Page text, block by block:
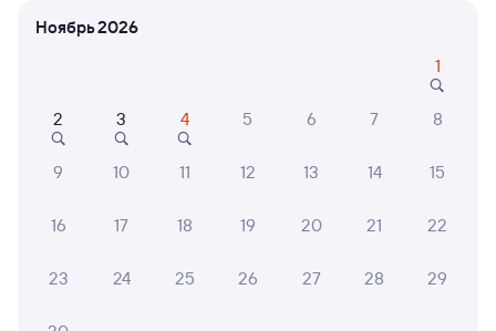
из Новокузнецка (ж/д вокзал)
Маршрут
Плацкарт
от 4 ⁠791 ⁠₽
Купе
6 ⁠299 ⁠₽
269Ь Проходящий 8
23:14
Ноябрь 2026
1
2 3 4 5 6 7 8
9 10 11 12 13 14 15
16 17 18 19 20 21 22
23 24 25 26 27 28 29